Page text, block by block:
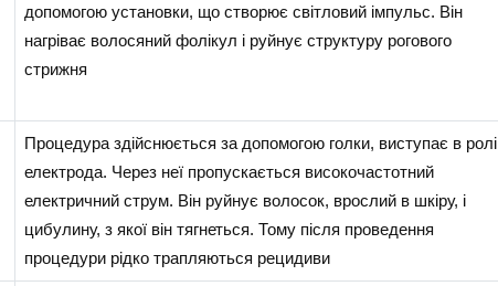
допомогою установки, що створює світловий імпульс. Він
нагріває волосяний фолікул і руйнує структуру рогового
стрижня
Процедура здійснюється за допомогою голки, виступає в ролі
електрода. Через неї пропускається високочастотний
електричний струм. Він руйнує волосок, врослий в шкіру, і
цибулину, з якої він тягнеться. Тому після проведення
процедури рідко трапляються рецидиви